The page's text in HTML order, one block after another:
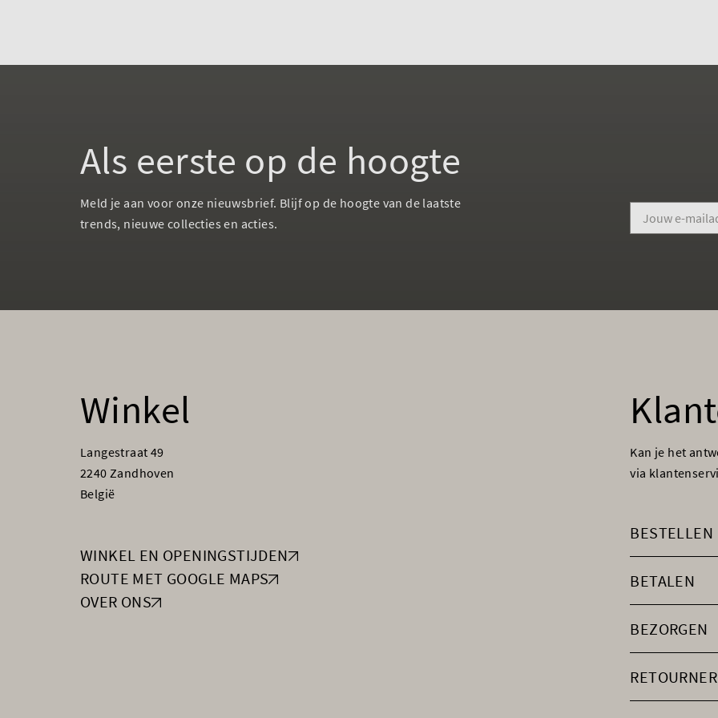
Als eerste op de hoogte
Meld je aan voor onze nieuwsbrief. Blijf op de hoogte van de laatste
trends, nieuwe collecties en acties.
Winkel
Langestraat 49
2240 Zandhoven
België
WINKEL EN OPENINGSTIJDEN
ROUTE MET GOOGLE MAPS
OVER ONS
Kan je het
via
BESTELLEN
BETALEN
BEZORGEN